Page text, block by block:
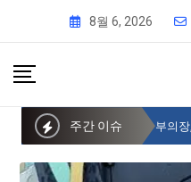
8월 6, 2026
주간 이슈
뉴욕시의회 샌드라 황 부의